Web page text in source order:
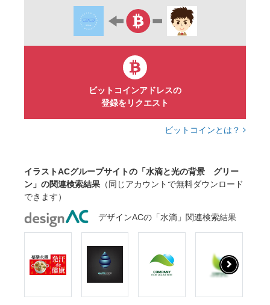
ビットコインアドレスの
登録をリクエスト
ビットコインとは？
イラストACグループサイトの「水滴と光の背景 グリー
ン」の関連検索結果 （同じアカウントで無料ダウンロード
できます）
デザインACの「水滴」関連検索結果